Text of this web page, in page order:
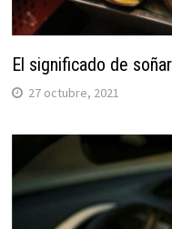
El significado de
27 octubre, 2021